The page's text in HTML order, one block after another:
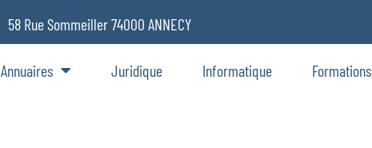
58 Rue Sommeiller 74000 ANNECY
Annuaires Juridique Informatique Formations